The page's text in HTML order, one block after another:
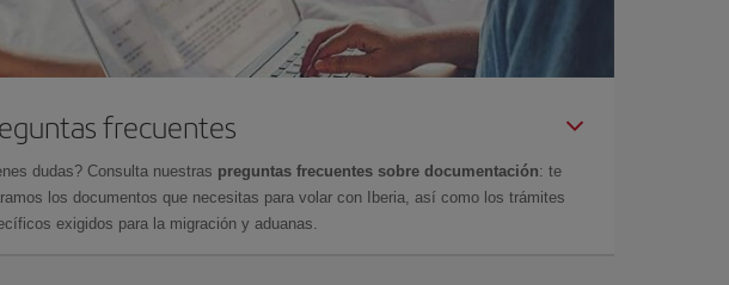
frecuentes
dudas? Consulta nuestras preguntas frecuentes sobre documentación: te
los documentos que necesitas para volar con Iberia, así como los trámites
exigidos para la migración y aduanas.